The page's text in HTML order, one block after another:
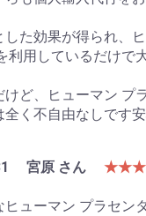
した効果が得られ、
利用しているだけで
けど、ヒューマン プ
全く不自由なしです
宮原 さん
ヒューマン プラセン